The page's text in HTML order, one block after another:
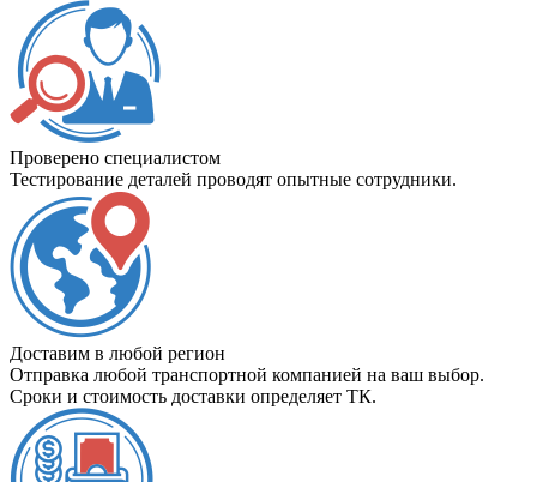
Проверено специалистом
Тестирование деталей проводят опытные сотрудники.
Доставим в любой регион
Отправка любой транспортной компанией на ваш выбор.
Сроки и стоимость доставки определяет ТК.